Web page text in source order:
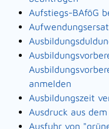
Aufstiegs-BAföG
anmelden
Ausbildungszeit
Ausdruck aus
Ausfuhr von